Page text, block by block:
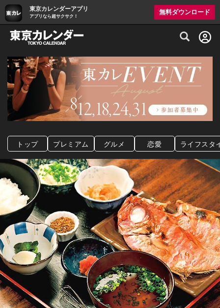
東京カレンダーアプリ
アプリなら超サクサク！
無料ダウンロード
グルメ情報・プレミアムレストラン予約
トップ プレミアム グルメ 恋愛 ライフスタ